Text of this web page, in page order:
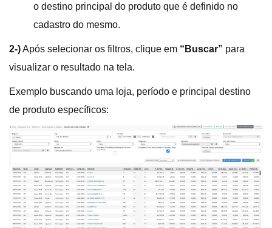
o destino principal do produto que é definido no
cadastro do mesmo.
2-)Após selecionar os filtros, clique em “Buscar” para
visualizar o resultado na tela.
Exemplo buscando uma loja, período e principal destino
de produto específicos: